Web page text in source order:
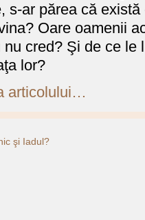
s-ar părea că
Oare oamenii
cred? Şi de ce le
lor?
articolului…
şi Iadul?